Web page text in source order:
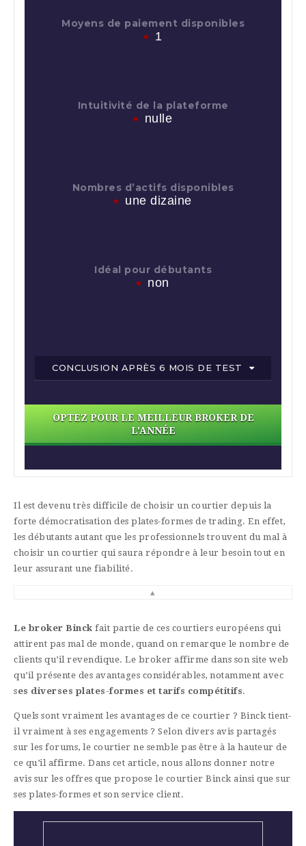
Moyens de paiement disponibles
1
Intuitivité de la plateforme
nulle
Nombres d’actifs disponibles
une dizaine
Idéal pour débutants
non
CONCLUSION APRÈS 6 MOIS DE TEST
OPTEZ POUR LE MEILLEUR BROKER DE
L'ANNÉE
Il est devenu très difficile de choisir un courtier depuis la
forte démocratisation des plates-formes de trading. En effet,
les débutants autant que les professionnels trouvent du mal à
choisir un courtier qui saura répondre à leur besoin tout en
leur assurant une fiabilité.
▴
Le broker Binck fait partie de ces courtiers européens qui
attirent pas mal de monde, quand on remarque le nombre de
clients qu’il revendique. Le broker affirme dans son site web
qu’il présente des avantages considérables, notamment avec
ses diverses plates-formes et tarifs compétitifs.
Quels sont vraiment les avantages de ce courtier ? Binck tient-
il vraiment à ses engagements ? Selon divers avis partagés
sur les forums, le courtier ne semble pas être à la hauteur de
ce qu’il affirme. Dans cet article, nous allons donner notre
avis sur les offres que propose le courtier Binck ainsi que sur
ses plates-formes et son service client.